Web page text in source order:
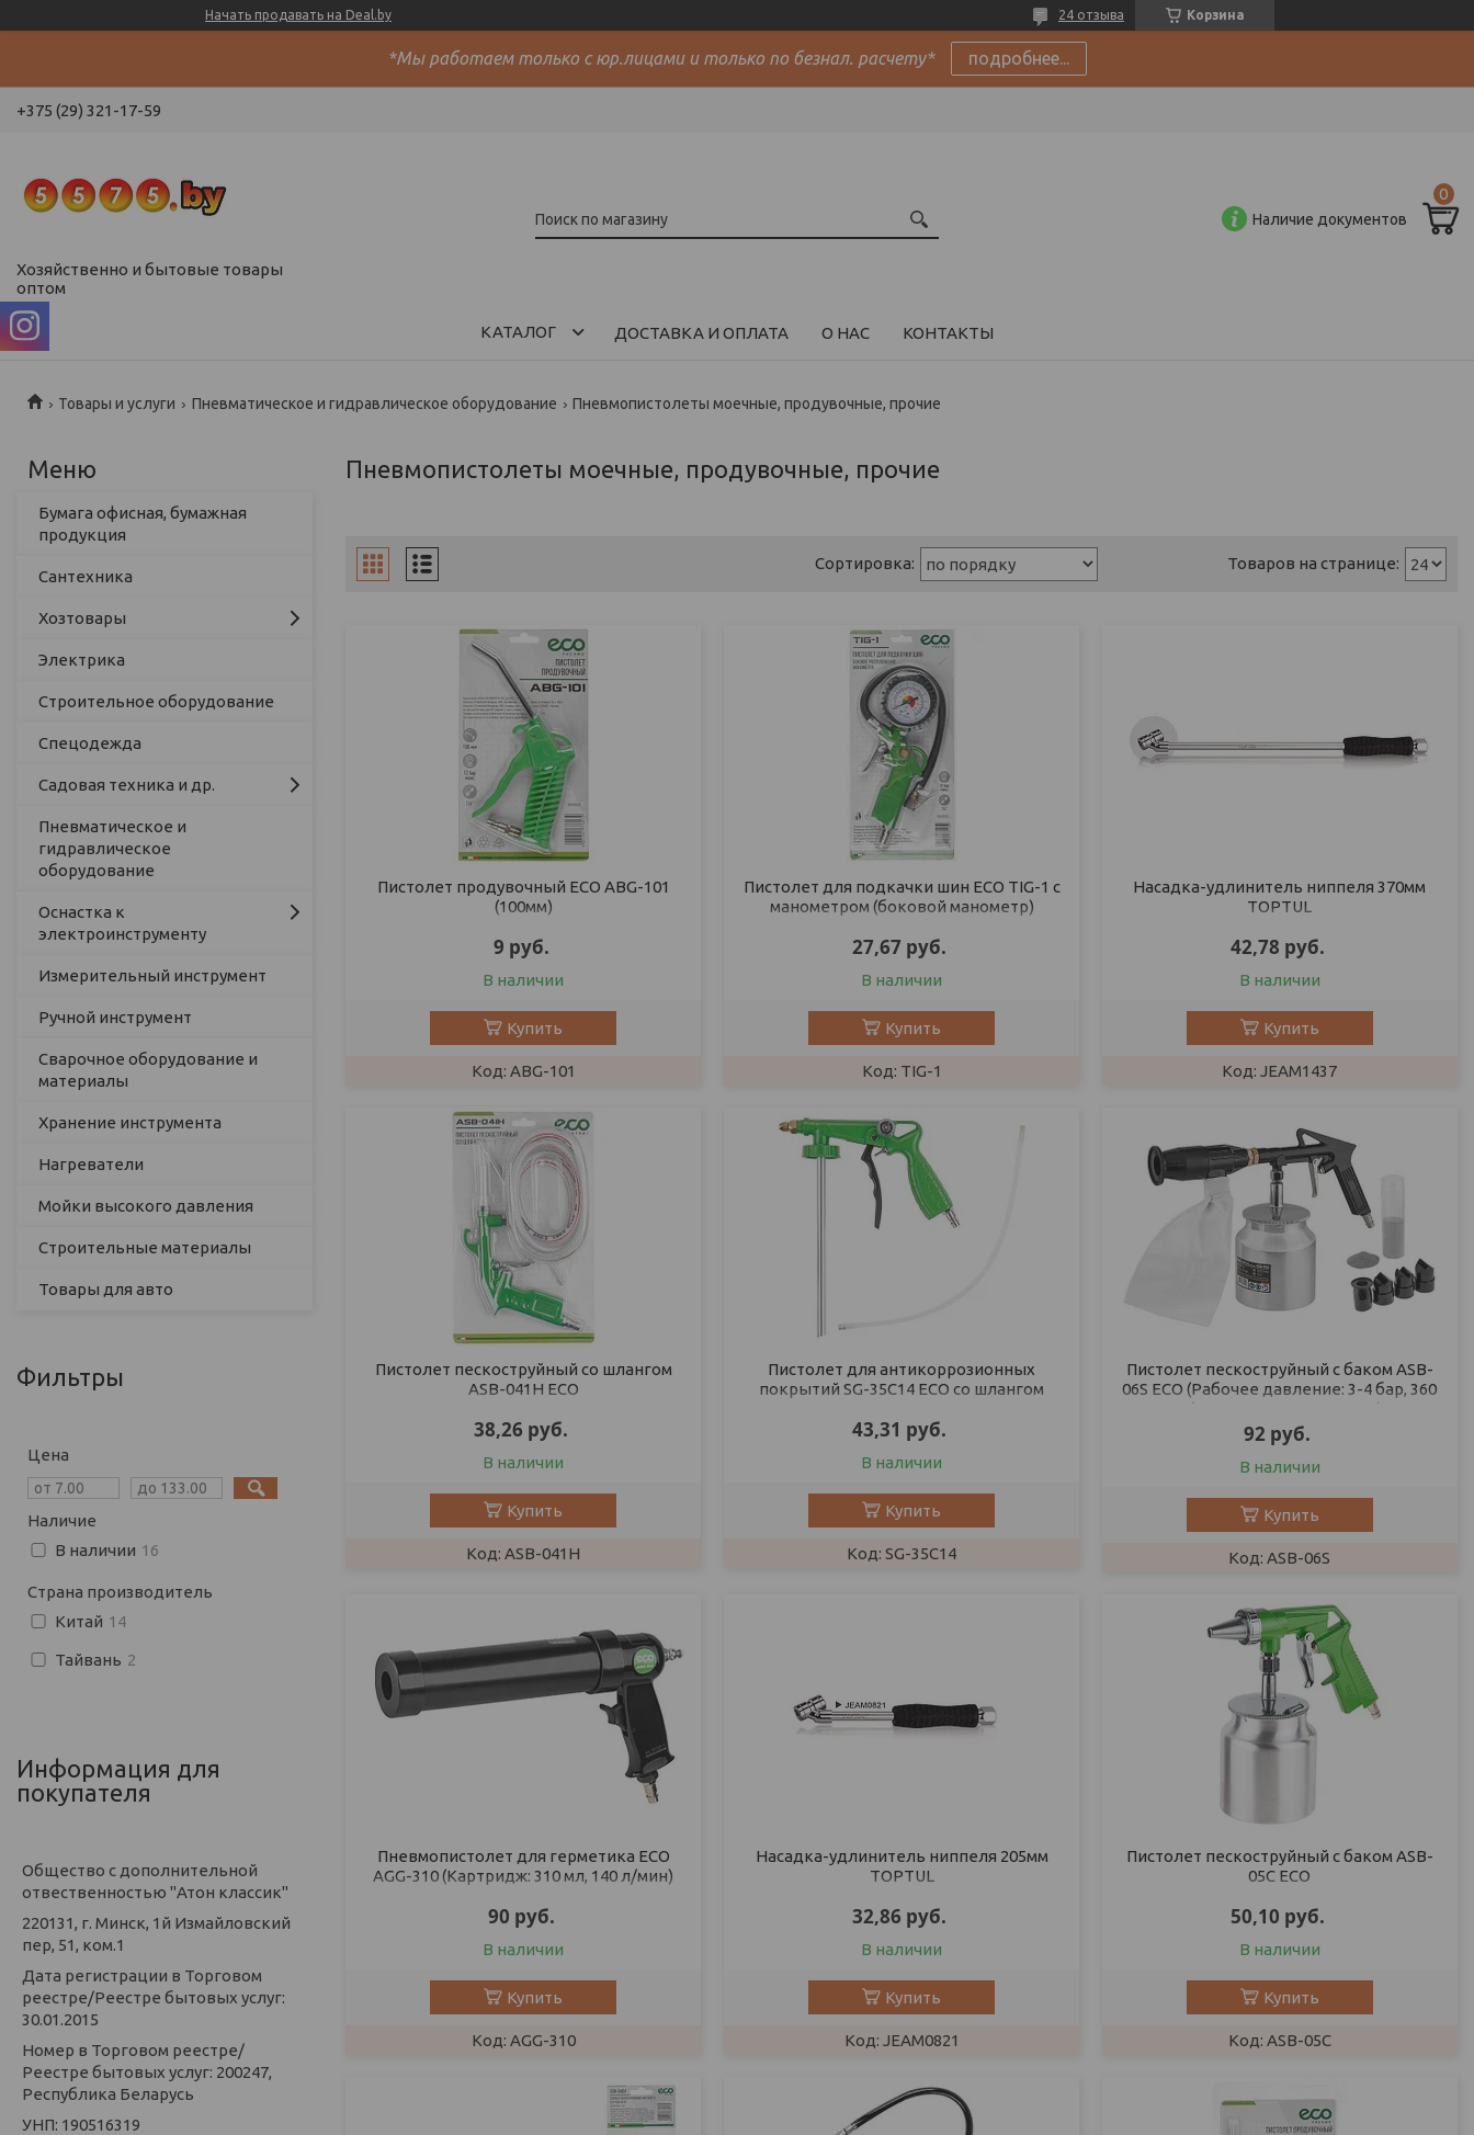
Начать продавать на Deal.by Корзина
24 отзыва
*Мы работаем только с юр.лицами и только по безнал. расчету* подробнее...
+375 (29) 321-17-59
Хозяйственно и бытовые товары
оптом
Наличие документов
КАТАЛОГ ДОСТАВКА И ОПЛАТА О НАС КОНТАКТЫ
Товары и услуги Пневматическое и гидравлическое оборудование Пневмопистолеты моечные, продувочные, прочие
Пневмопистолеты моечные, продувочные, прочие
Пистолет продувочный ECO ABG-101
(100мм)
9 руб.
В наличии
Купить
ABG-101
Пистолет для подкачки шин ECO TIG-1 с
манометром (боковой манометр)
27,67 руб.
В наличии
Купить
TIG-1
Насадка-удлинитель ниппеля 370мм
TOPTUL
42,78 руб.
В наличии
Купить
JEAM1437
Пистолет пескоструйный со шлангом
ASB-041H ECO
38,26 руб.
В наличии
Купить
ASB-041H
Пистолет для антикоррозионных
покрытий SG-35C14 ECO со шлангом
43,31 руб.
В наличии
Купить
SG-35C14
Пистолет пескоструйный с баком ASB-
06S ECO (Рабочее давление: 3-4 бар, 360
л/мин, Резервуар: 850 мл,)
92 руб.
В наличии
Купить
ASB-06S
Пневмопистолет для герметика ECO
AGG-310 (Картридж: 310 мл, 140 л/мин)
90 руб.
В наличии
Купить
AGG-310
Насадка-удлинитель ниппеля 205мм
TOPTUL
32,86 руб.
В наличии
Купить
JEAM0821
Пистолет пескоструйный с баком ASB-
05C ECO
50,10 руб.
В наличии
Купить
ASB-05C
Бумага офисная, бумажная
продукция
Сантехника
Хозтовары
Электрика
Строительное оборудование
Спецодежда
Садовая техника и др.
Пневматическое и
гидравлическое
оборудование
Оснастка к
электроинструменту
Измерительный инструмент
Ручной инструмент
Сварочное оборудование и
материалы
Хранение инструмента
Нагреватели
Мойки высокого давления
Строительные материалы
Товары для авто
Фильтры
Цена
Наличие
В наличии 16
Страна производитель
Китай 14
Тайвань 2
Информация для
покупателя
Общество с дополнительной
отвественностью "Атон классик"
220131, г. Минск, 1й Измайловский
пер, 51, ком.1
Дата регистрации в Торговом
реестре/Реестре бытовых услуг:
30.01.2015
Номер в Торговом реестре/
Реестре бытовых услуг: 200247,
Республика Беларусь
УНП: 190516319